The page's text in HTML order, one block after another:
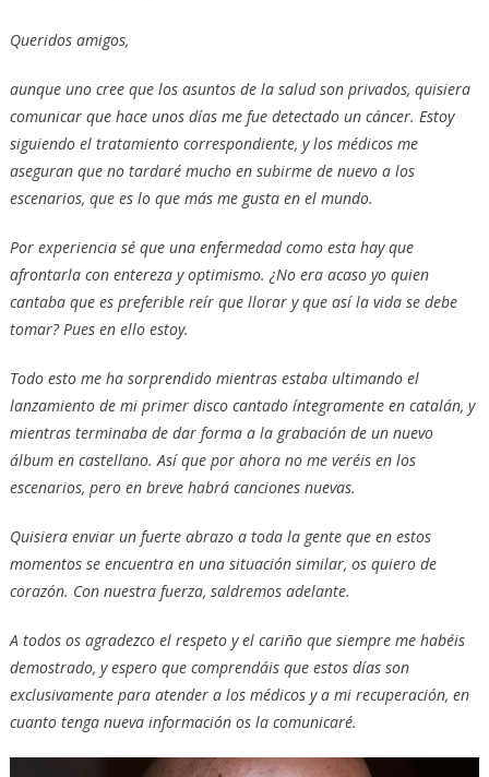
Queridos amigos,
aunque uno cree que los asuntos de la salud son privados, quisiera
comunicar que hace unos días me fue detectado un cáncer. Estoy
siguiendo el tratamiento correspondiente, y los médicos me
aseguran que no tardaré mucho en subirme de nuevo a los
escenarios, que es lo que más me gusta en el mundo.
Por experiencia sé que una enfermedad como esta hay que
afrontarla con entereza y optimismo. ¿No era acaso yo quien
cantaba que es preferible reír que llorar y que así la vida se debe
tomar? Pues en ello estoy.
Todo esto me ha sorprendido mientras estaba ultimando el
lanzamiento de mi primer disco cantado íntegramente en catalán, y
mientras terminaba de dar forma a la grabación de un nuevo
álbum en castellano. Así que por ahora no me veréis en los
escenarios, pero en breve habrá canciones nuevas.
Quisiera enviar un fuerte abrazo a toda la gente que en estos
momentos se encuentra en una situación similar, os quiero de
corazón. Con nuestra fuerza, saldremos adelante.
A todos os agradezco el respeto y el cariño que siempre me habéis
demostrado, y espero que comprendáis que estos días son
exclusivamente para atender a los médicos y a mi recuperación, en
cuanto tenga nueva información os la comunicaré.